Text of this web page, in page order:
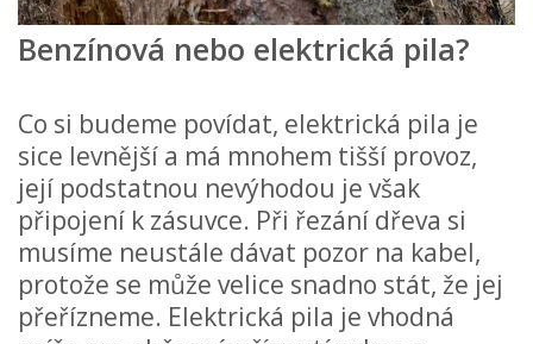
Benzínová nebo elektrická pila?
Co si budeme povídat, elektrická pila je
sice levnější a má mnohem tišší provoz,
její podstatnou nevýhodou je však
připojení k zásuvce. Při řezání dřeva si
musíme neustále dávat pozor na kabel,
protože se může velice snadno stát, že jej
přeřízneme. Elektrická pila je vhodná